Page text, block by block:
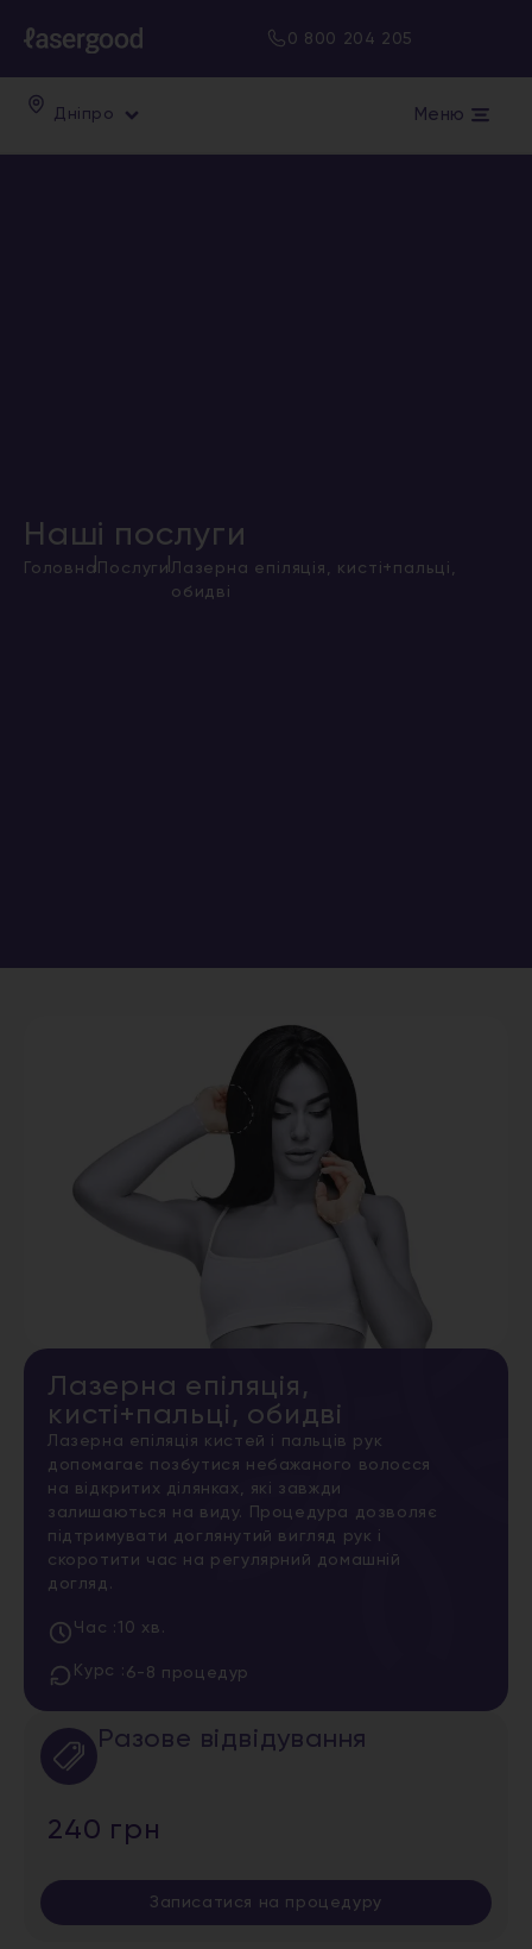
0 800 204 205
Дніпро Меню
Наші послуги
Головна| Послуги
| Лазерна епіляція, кисті+пальці,
обидві
Лазерна епіляція,
кисті+пальці, обидві
Лазерна епіляція кистей і пальців рук
допомагає позбутися небажаного волосся
на відкритих ділянках, які завжди
залишаються на виду. Процедура дозволяє
підтримувати доглянутий вигляд рук і
скоротити час на регулярний домашній
догляд.
Час : 10 хв.
Курс : 6-8 процедур
Разове відвідування
240 грн
Записатися на процедуру